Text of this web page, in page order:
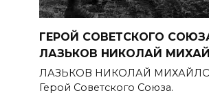
ГЕРОЙ СОВЕТСКОГО
ЛАЗЬКОВ НИКОЛАЙ
ЛАЗЬКОВ НИКОЛАЙ
Герой Советского Союза.